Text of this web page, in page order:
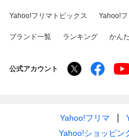
Yahoo!フリマトピックス Yahoo!
ブランド一覧 ランキング かん
公式アカウント
Yahoo!フリマ
Yahoo!ショッピン